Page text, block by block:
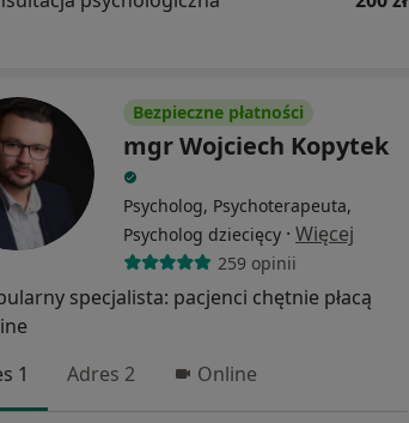
Bezpieczne płatności
mgr Wojciech Kopytek
Psycholog, Psychoterapeuta,
Psycholog dziecięcy · Więcej
259 opinii
specjalista: pacjenci chętnie płacą
1
Adres 2 Online